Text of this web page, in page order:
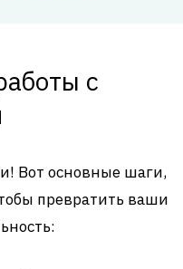
с
Вот основные шаги,
превратить ваши